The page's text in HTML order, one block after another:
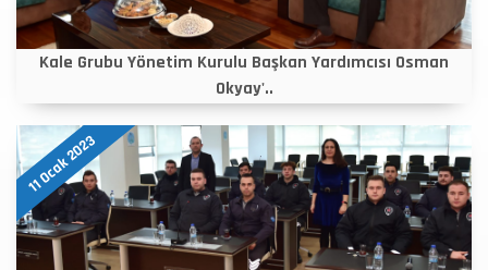
Kale Grubu Yönetim Kurulu Başkan Yardımcısı Osman
Okyay'..
11 Ocak 2023